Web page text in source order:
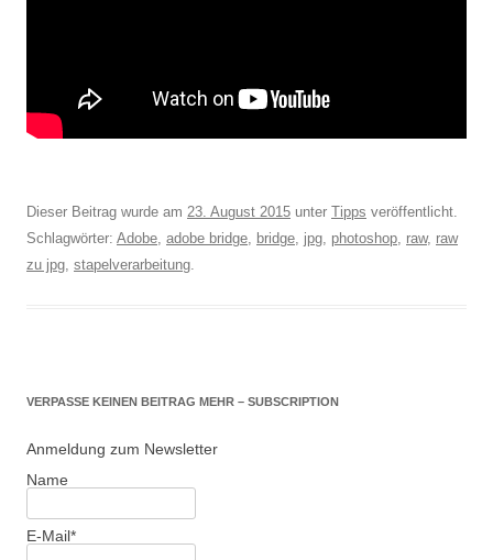
Dieser Beitrag wurde am 23. August 2015 unter Tipps veröffentlicht.
Schlagwörter: Adobe adobe bridge bridge jpg photoshop raw, raw
zu jpg stapelverarbeitung
VERPASSE KEINEN BEITRAG MEHR – SUBSCRIPTION
Anmeldung zum Newsletter
Name
E-Mail*